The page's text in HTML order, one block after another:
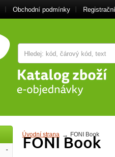
Obchodní podmínky
Úvodní strana FONI Book
FONI Book